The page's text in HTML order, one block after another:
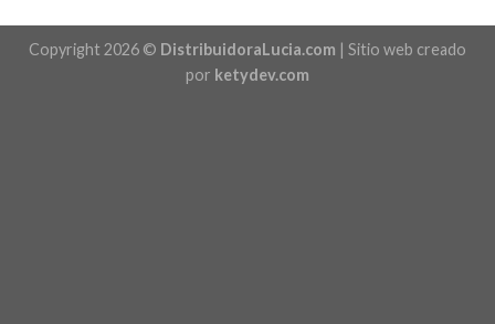
Copyright 2026 © DistribuidoraLucia.com | Sitio web creado
por ketydev.com